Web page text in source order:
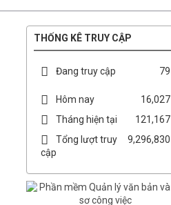
THỐNG KÊ TRUY CẬP
Đang truy cập 79
Hôm nay
16,027
Tháng hiện tại
121,167
Tổng lượt truy
cập
9,296,830